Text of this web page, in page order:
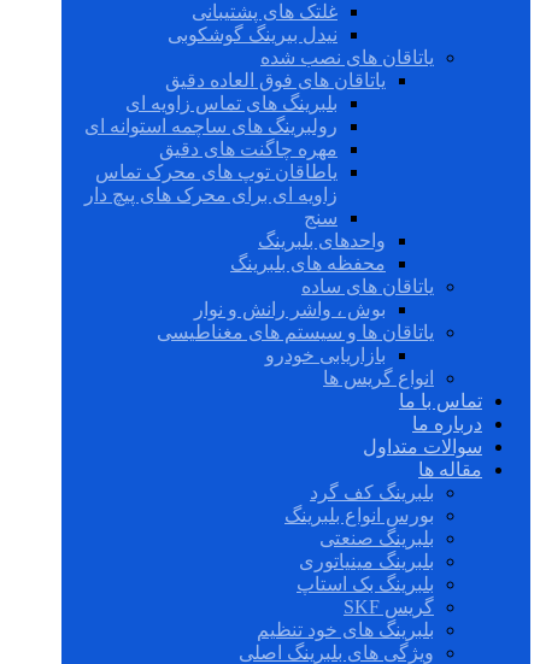
غلتک های پشتیبانی
نیدل بیرینگ گوشکوبی
یاتاقان های نصب شده
یاتاقان های فوق العاده دقیق
بلبرینگ های تماس زاویه ای
رولبرینگ های ساچمه استوانه ای
مهره چاگنت های دقیق
یاطاقان توپ های محرک تماس
زاویه ای برای محرک های پیچ دار
سنج
واحدهای بلبرینگ
محفظه های بلبرینگ
یاتاقان های ساده
بوش ، واشر رانش و نوار
یاتاقان ها و سیستم های مغناطیسی
بازاریابی خودرو
انواع گریس ها
تماس با ما
درباره ما
سوالات متداول
مقاله ها
بلبرینگ کف گرد
بورس انواع بلبرینگ
بلبرینگ صنعتی
بلبرینگ مینیاتوری
بلبرینگ بک استاپ
گریس SKF
بلبرینگ های خود تنظیم
ویژگی های بلبرینگ اصلی